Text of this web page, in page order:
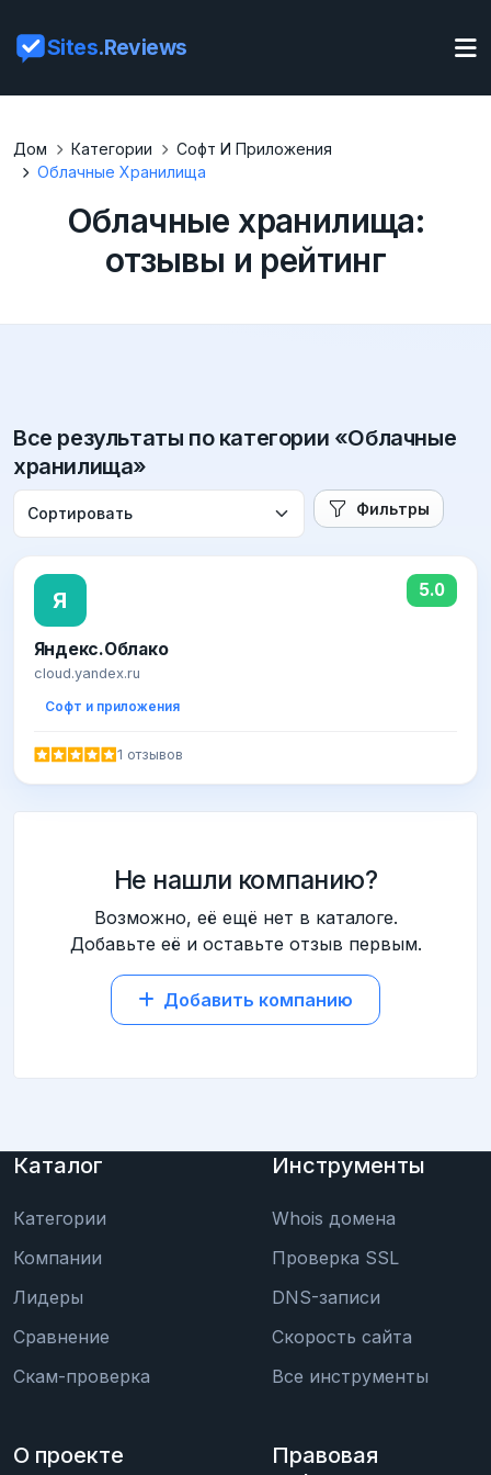
Sites.Reviews
Дом Категории
Софт И Приложения
Облачные Хранилища
Облачные хранилища:
отзывы и рейтинг
Все результаты по категории «Облачные
хранилища»
Фильтры
Я 5.0
Яндекс.Облако
cloud.yandex.ru
Софт и приложения
1 отзывов
Не нашли компанию?
Возможно, её ещё нет в каталоге.
Добавьте её и оставьте отзыв первым.
Добавить компанию
Каталог
Категории
Компании
Лидеры
Сравнение
Скам-проверка
Инструменты
Whois домена
Проверка SSL
DNS-записи
Скорость сайта
Все инструменты
О проекте
Правовая